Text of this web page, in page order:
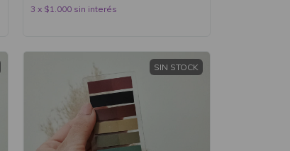
3 x $1.000 sin interés
SIN STOCK